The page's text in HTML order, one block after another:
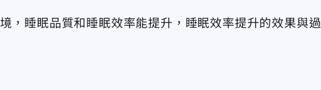
，睡眠品質和睡眠效率能提升，睡眠效率提升的效果與過